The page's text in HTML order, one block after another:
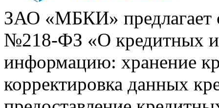
ЗАО «МБКИ» предлагает
№218-ФЗ «О кредитных
информацию: хранение
корректировка данных